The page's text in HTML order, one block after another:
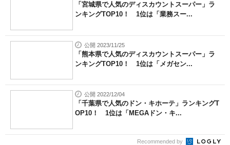
「宮城県で人気のディスカウントスーパー」ラ
ンキングTOP10！ 1位は「業務スー...
公開 2023/11/25
「熊本県で人気のディスカウントスーパー」ラ
ンキングTOP10！ 1位は「メガセン...
公開 2022/12/04
「千葉県で人気のドン・キホーテ」ランキングT
OP10！ 1位は「MEGAドン・キ...
Recommended by